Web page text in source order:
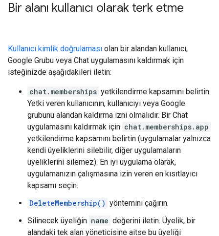
Bir alanı kullanıcı olarak terk etme
Kullanıcı kimlik doğrulaması olan bir alandan kullanıcı,
Google Grubu veya Chat uygulamasını kaldırmak için
isteğinizde aşağıdakileri iletin:
chat.memberships yetkilendirme kapsamını belirtin.
Yetki veren kullanıcının, kullanıcıyı veya Google
grubunu alandan kaldırma izni olmalıdır. Bir Chat
uygulamasını kaldırmak için chat.memberships.app
yetkilendirme kapsamını belirtin (uygulamalar yalnızca
kendi üyeliklerini silebilir, diğer uygulamaların
üyeliklerini silemez). En iyi uygulama olarak,
uygulamanızın çalışmasına izin veren en kısıtlayıcı
kapsamı seçin.
DeleteMembership() yöntemini çağırın.
Silinecek üyeliğin name değerini iletin. Üyelik, bir
alandaki tek alan yöneticisine aitse bu üyeliği